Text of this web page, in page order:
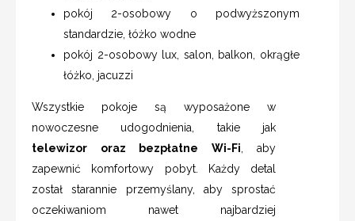
pokój 2-osobowy o podwyższonym
standardzie, łóżko wodne
pokój 2-osobowy lux, salon, balkon, okrągłe
łóżko, jacuzzi
Wszystkie pokoje są wyposażone w
nowoczesne udogodnienia, takie jak
telewizor oraz bezpłatne Wi-Fi , aby
zapewnić komfortowy pobyt. Każdy detal
został starannie przemyślany, aby sprostać
oczekiwaniom nawet najbardziej